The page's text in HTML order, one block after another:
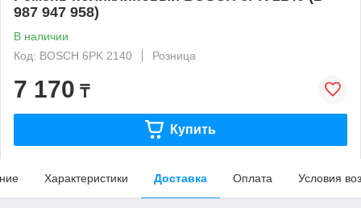
987 947 958)
В наличии
Код: BOSCH 6PK 2140
Розница
7 170 ₸
Купить
Характеристики Доставка Оплата Условия